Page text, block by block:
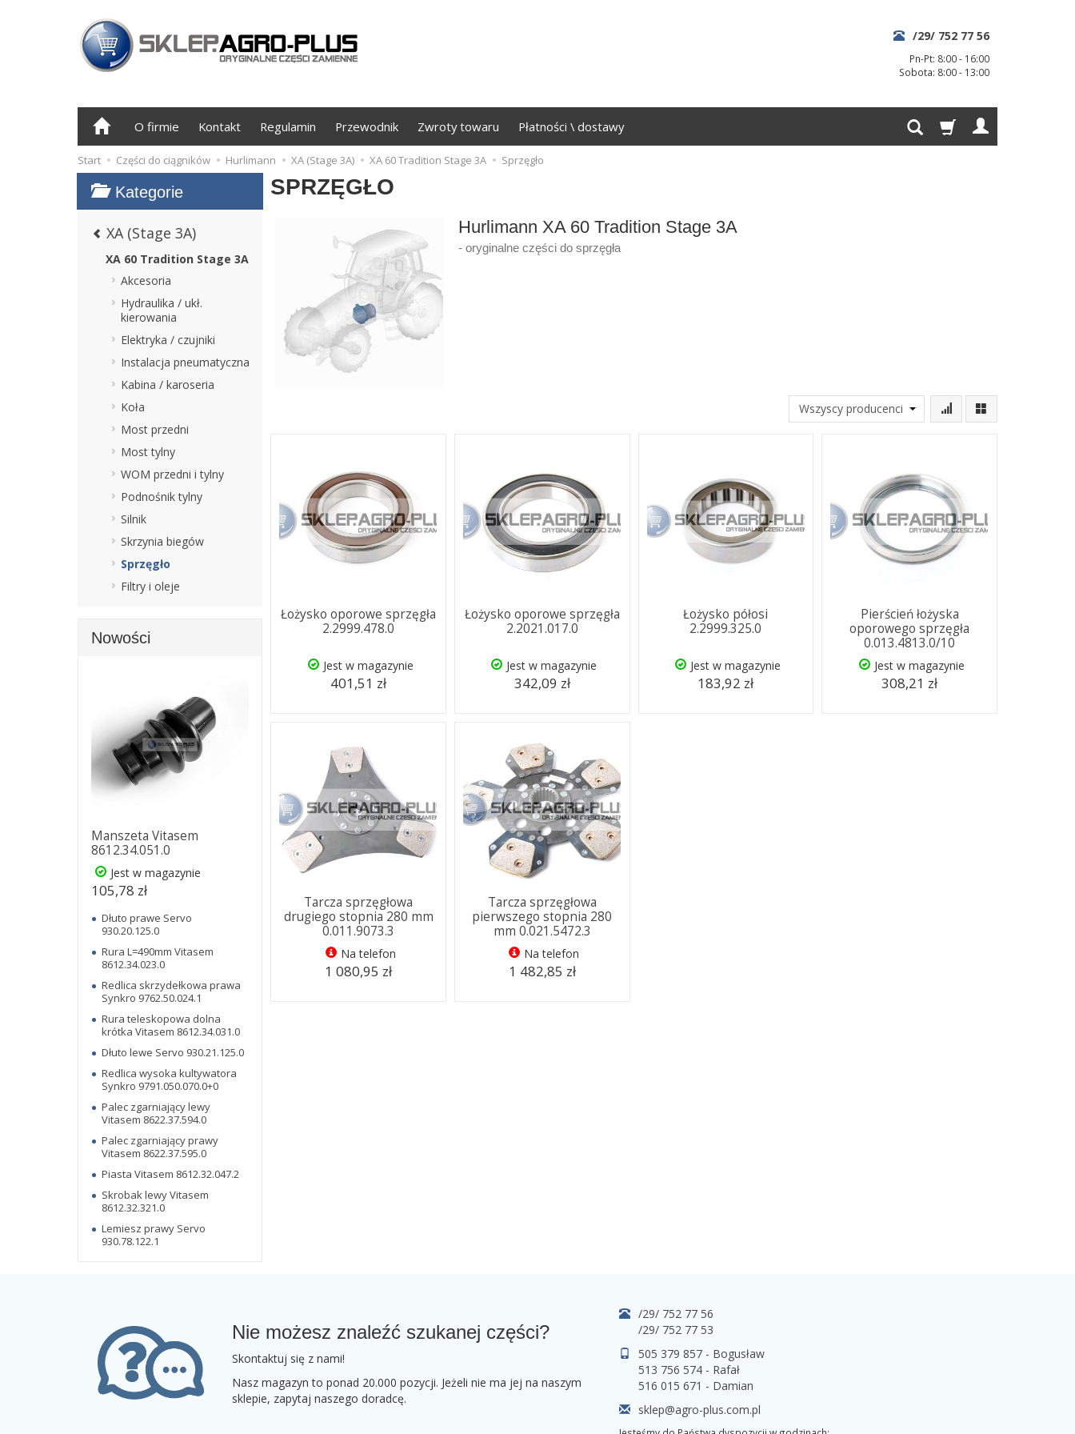
/29/ 752 77 56
Pn-Pt: 8:00 - 16:00
Sobota: 8:00 - 13:00
O firmie Kontakt Regulamin Przewodnik Zwroty towaru Płatności \ dostawy
Start Części do ciągników Hurlimann XA (Stage 3A) XA 60 Tradition Stage 3A Sprzęgło
SPRZĘGŁO
Hurlimann XA 60 Tradition Stage 3A
- oryginalne części do sprzęgła
Łożysko oporowe sprzęgła
2.2999.478.0
Jest w magazynie
401,51 zł
Łożysko oporowe sprzęgła
2.2021.017.0
Jest w magazynie
342,09 zł
Łożysko półosi
2.2999.325.0
Jest w magazynie
183,92 zł
Pierścień łożyska
oporowego sprzęgła
0.013.4813.0/10
Jest w magazynie
308,21 zł
Tarcza sprzęgłowa
drugiego stopnia 280 mm
0.011.9073.3
Na telefon
1 080,95 zł
Tarcza sprzęgłowa
pierwszego stopnia 280
mm 0.021.5472.3
Na telefon
1 482,85 zł
Kategorie
XA (Stage 3A)
XA 60 Tradition Stage 3A
Akcesoria
Hydraulika / ukł.
kierowania
Elektryka / czujniki
Instalacja pneumatyczna
Kabina / karoseria
Koła
Most przedni
Most tylny
WOM przedni i tylny
Podnośnik tylny
Silnik
Skrzynia biegów
Sprzęgło
Filtry i oleje
Nowości
Manszeta Vitasem
8612.34.051.0
Jest w magazynie
105,78 zł
Dłuto prawe Servo
930.20.125.0
Rura L=490mm Vitasem
8612.34.023.0
Redlica skrzydełkowa prawa
Synkro 9762.50.024.1
Rura teleskopowa dolna
krótka Vitasem 8612.34.031.0
Dłuto lewe Servo 930.21.125.0
Redlica wysoka kultywatora
Synkro 9791.050.070.0+0
Palec zgarniający lewy
Vitasem 8622.37.594.0
Palec zgarniający prawy
Vitasem 8622.37.595.0
Piasta Vitasem 8612.32.047.2
Skrobak lewy Vitasem
8612.32.321.0
Lemiesz prawy Servo
930.78.122.1
Nie możesz znaleźć szukanej części?
Skontaktuj się z nami!
Nasz magazyn to ponad 20.000 pozycji. Jeżeli nie ma jej na naszym
sklepie, zapytaj naszego doradcę.
/29/ 752 77 56
/29/ 752 77 53
505 379 857 - Bogusław
513 756 574 - Rafał
516 015 671 - Damian
sklep@agro-plus.com.pl